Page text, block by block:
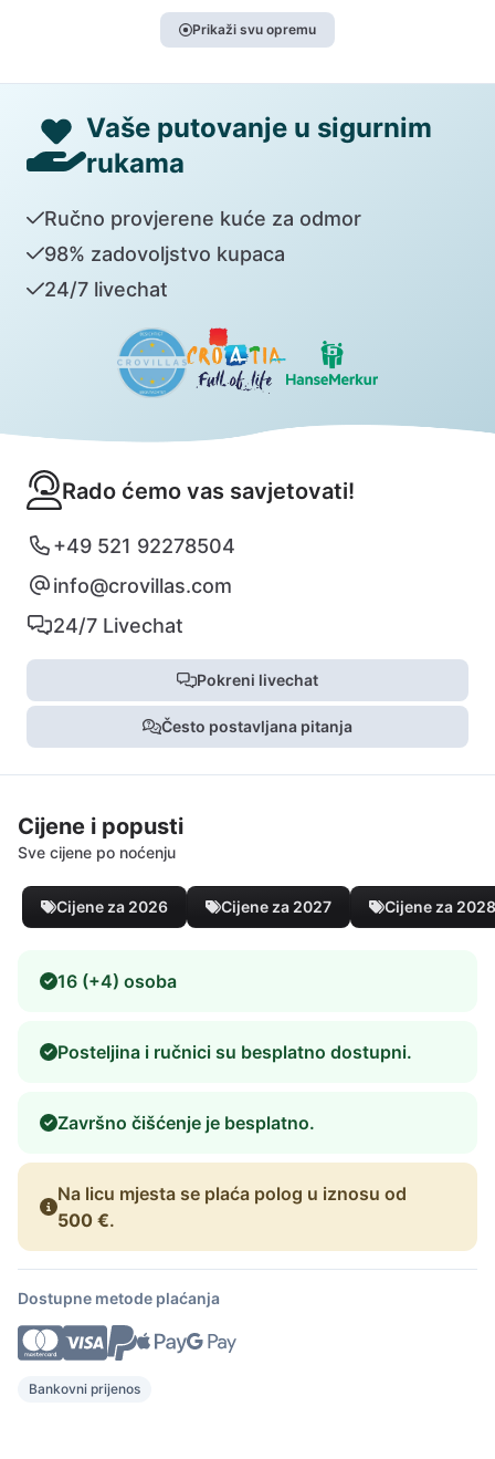
Prikaži svu opremu
Vaše putovanje u sigurnim
rukama
Ručno provjerene kuće za odmor
98% zadovoljstvo kupaca
24/7 livechat
Rado ćemo vas savjetovati!
+49 521 92278504
info@crovillas.com
24/7 Livechat
Pokreni livechat
Često postavljana pitanja
Cijene i popusti
Sve cijene po noćenju
Cijene za 2026 Cijene za 2027 Cijene za 2028
16 (+4) osoba
Posteljina i ručnici su besplatno dostupni.
Završno čišćenje je besplatno.
Na licu mjesta se plaća polog u iznosu od
500 €.
Dostupne metode plaćanja
Bankovni prijenos